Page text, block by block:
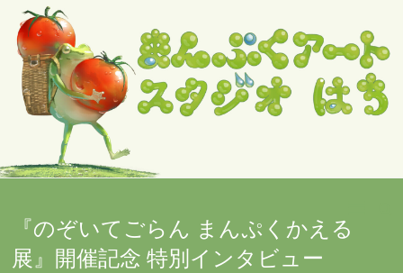
Skip
content
『のぞいてごらん まんぷくかえる
展』開催記念 特別インタビュー